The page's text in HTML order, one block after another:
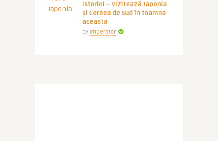
istoriei – vizitează Japonia
și Coreea de Sud în toamna
aceasta
by Imperator